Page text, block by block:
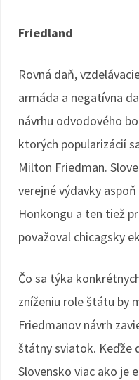
Friedland
Rovná daň,
armáda a negatívna
návrhu odvodového
ktorých popularizácií
Milton Friedman.
verejné výdavky
Honkongu a ten tiež
považoval chicagsky
Čo sa týka
zníženiu role štátu by
Friedmanov návrh
štátny sviatok. Keďže
Slovensko viac ako je